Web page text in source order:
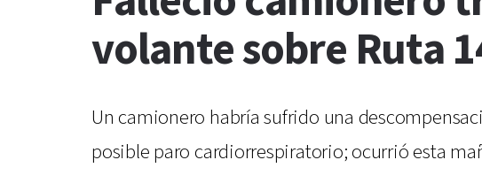
volante sobre Ruta
Un camionero habría sufrido una
posible paro cardiorrespiratorio; ocurrió esta